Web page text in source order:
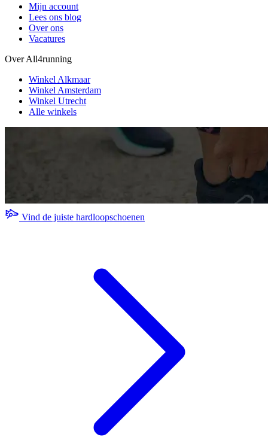
Mijn account
Lees ons blog
Over ons
Vacatures
Over All4running
Winkel Alkmaar
Winkel Amsterdam
Winkel Utrecht
Alle winkels
Vind de juiste hardloopschoenen